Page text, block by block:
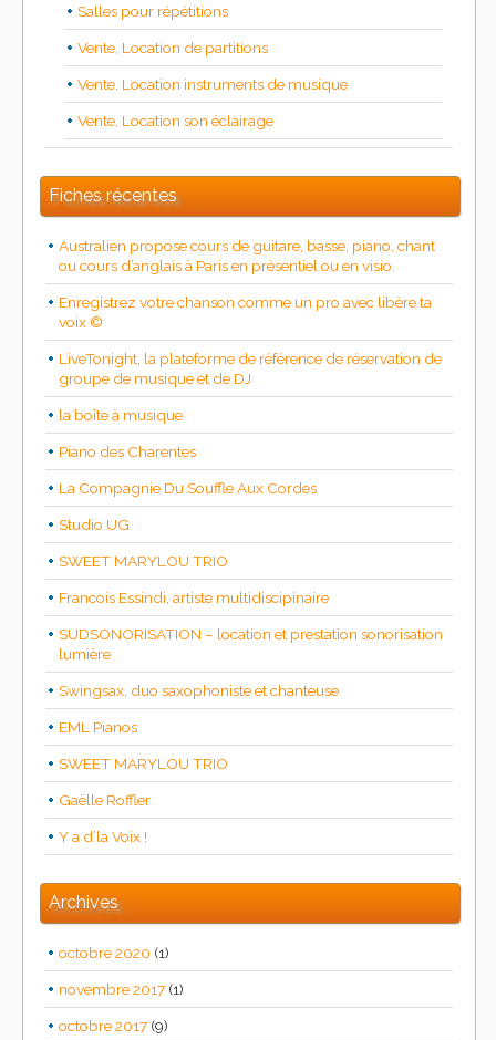
Salles pour répétitions
Vente, Location de partitions
Vente, Location instruments de musique
Vente, Location son éclairage
Fiches récentes
Australien propose cours de guitare, basse, piano, chant
ou cours d’anglais à Paris en présentiel ou en visio.
Enregistrez votre chanson comme un pro avec libère ta
voix ©
LiveTonight, la plateforme de référence de réservation de
groupe de musique et de DJ
la boîte à musique
Piano des Charentes
La Compagnie Du Souffle Aux Cordes
Studio UG
SWEET MARYLOU TRIO
Francois Essindi, artiste multidiscipinaire
SUDSONORISATION – location et prestation sonorisation
lumière
Swingsax, duo saxophoniste et chanteuse
EML Pianos
SWEET MARYLOU TRIO
Gaëlle Roffler
Y a d’la Voix !
Archives
octobre 2020 (1)
novembre 2017 (1)
octobre 2017 (9)